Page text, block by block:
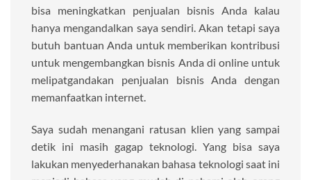
bisa meningkatkan penjualan bisnis Anda kalau
hanya mengandalkan saya sendiri. Akan tetapi saya
butuh bantuan Anda untuk memberikan kontribusi
untuk mengembangkan bisnis Anda di online untuk
melipatgandakan penjualan bisnis Anda dengan
memanfaatkan internet.
Saya sudah menangani ratusan klien yang sampai
detik ini masih gagap teknologi. Yang bisa saya
lakukan menyederhanakan bahasa teknologi saat ini